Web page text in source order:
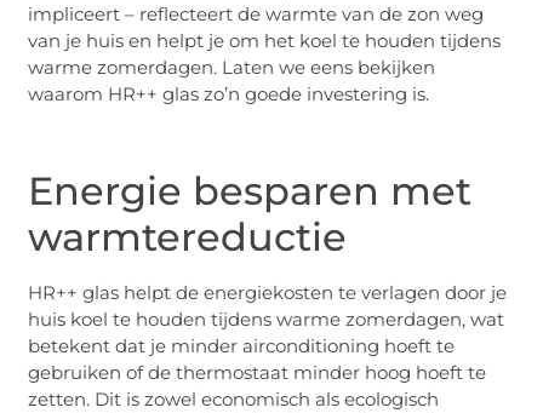
impliceert – reflecteert de warmte van de zon weg
van je huis en helpt je om het koel te houden tijdens
warme zomerdagen. Laten we eens bekijken
waarom HR++ glas zo’n goede investering is.
Energie besparen met
warmtereductie
HR++ glas helpt de energiekosten te verlagen door je
huis koel te houden tijdens warme zomerdagen, wat
betekent dat je minder airconditioning hoeft te
gebruiken of de thermostaat minder hoog hoeft te
zetten. Dit is zowel economisch als ecologisch